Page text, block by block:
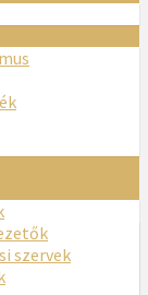
szervek